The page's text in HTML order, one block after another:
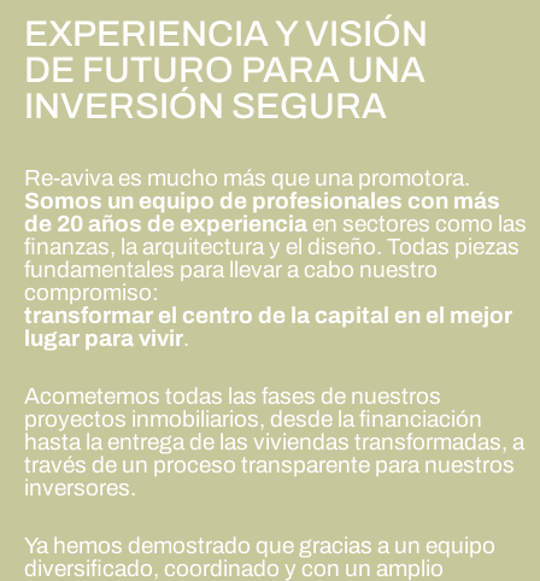
EXPERIENCIA Y VISIÓN
DE FUTURO PARA UNA
INVERSIÓN SEGURA
Re-aviva es mucho más que una promotora.
Somos un equipo de profesionales con más
de 20 años de experiencia en sectores como las
finanzas, la arquitectura y el diseño. Todas piezas
fundamentales para llevar a cabo nuestro
compromiso:
transformar el centro de la capital en el mejor
lugar para vivir.
Acometemos todas las fases de nuestros
proyectos inmobiliarios, desde la financiación
hasta la entrega de las viviendas transformadas, a
través de un proceso transparente para nuestros
inversores.
Ya hemos demostrado que gracias a un equipo
diversificado, coordinado y con un amplio